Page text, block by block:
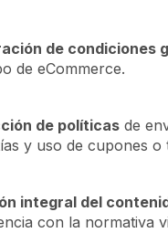
de condiciones
de eCommerce.
de políticasde
y uso de cupones o
integral del
con la normativa